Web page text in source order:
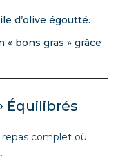
d’olive égoutté.
bons gras » grâce
Équilibrés
complet où